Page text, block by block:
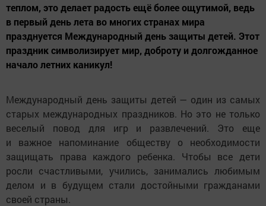
теплом, это делает радость ещё более ощутимой, ведь
в первый день лета во многих странах мира
празднуется Международный день защиты детей. Этот
праздник символизирует мир, доброту и долгожданное
начало летних каникул!
Международный день защиты детей — один из самых
старых международных праздников. Но это не только
веселый повод для игр и развлечений. Это еще
и важное напоминание обществу о необходимости
защищать права каждого ребенка. Чтобы все дети
росли счастливыми, учились, занимались любимым
делом и в будущем стали достойными гражданами
своей страны.